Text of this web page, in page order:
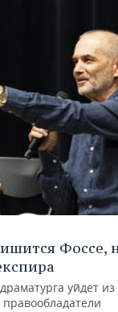
Фоссе,
уйдет